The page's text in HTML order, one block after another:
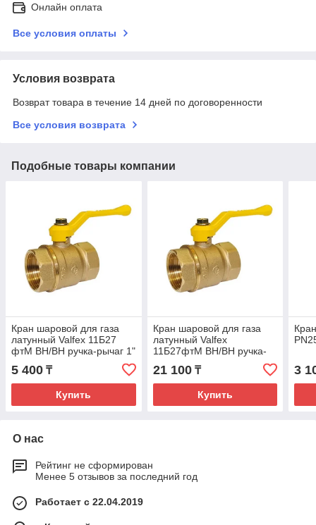
Онлайн оплата
Все условия оплаты
Условия возврата
Возврат товара в течение 14 дней по договоренности
Все условия возврата
Подобные товары компании
Кран шаровой для газа
латунный Valfex 11Б27
фтМ ВН/ВН ручка-рычаг 1"
5 400 ₸
Купить
Кран шаровой для газа
латунный Valfex
11Б27фтМ ВН/ВН ручка-
рычаг 2" Ду-50
21 100₸
Купить
3
О нас
Рейтинг не сформирован
Менее 5 отзывов за последний год
Работает с 22.04.2019